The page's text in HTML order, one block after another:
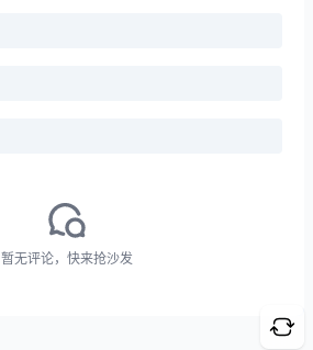
暂无评论，快来抢沙发